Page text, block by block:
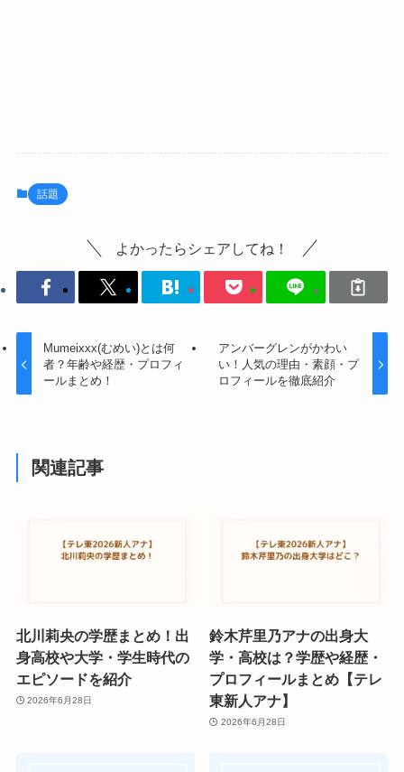
話題
よかったらシェアしてね！
Mumeixxx(むめい)とは何
者？年齢や経歴・プロフィ
ールまとめ！
アンバーグレンがかわい
い！人気の理由・素顔・プ
ロフィールを徹底紹介
関連記事
北川莉央の学歴まとめ！出
身高校や大学・学生時代の
エピソードを紹介
2026年6月28日
鈴木芹里乃アナの出身大
学・高校は？学歴や経歴・
プロフィールまとめ【テレ
東新人アナ】
2026年6月28日